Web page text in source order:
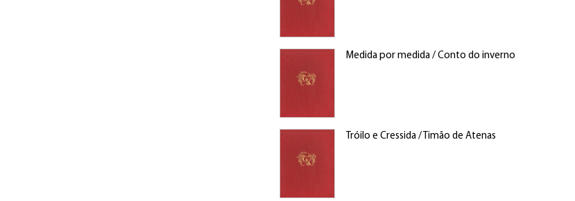
Medida por medida / Conto do inverno
Tróilo e Cressida / Timão de Atenas